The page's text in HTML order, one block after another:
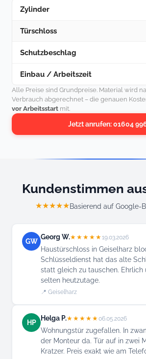
Zylinder
Türschloss
Schutzbeschlag
Einbau / Arbeitszeit
Alle Preise sind Grundpreise. Material wird
Verbrauch abgerechnet – die genauen
vor Arbeitsstart mit.
Jetzt anrufen: 01604
Kundenstimmen
★★★★★Basierend auf Google-
GW
Georg W.★★★★★19.03.2026
Haustürschloss in Geiselharz
Schlüsseldienst hat das alte
statt gleich zu tauschen. Ehrlich
selten heutzutage.
📍 Geiselharz
HP
Helga P.★★★★★06.05.2026
Wohnungstür zugefallen. In
der Monteur da. Tür auf in zwei
Kratzer. Preis exakt wie am